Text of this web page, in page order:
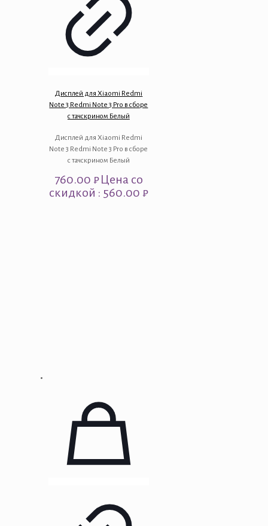
Дисплей для Xiaomi Redmi
Note 3 Redmi Note 3 Pro в сборе
с тачскрином Белый
Дисплей для Xiaomi Redmi
Note 3 Redmi Note 3 Pro в сборе
с тачскрином Белый
760.00 ₽Цена со
скидкой : 560.00 ₽